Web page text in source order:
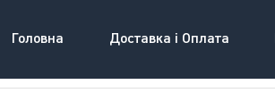
Головна Доставка і Оплата